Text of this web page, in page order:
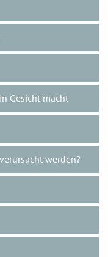
Gesicht macht
werden?